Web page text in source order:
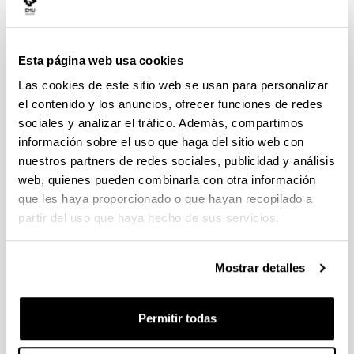
Esta página web usa cookies
Las cookies de este sitio web se usan para personalizar
el contenido y los anuncios, ofrecer funciones de redes
sociales y analizar el tráfico. Además, compartimos
información sobre el uso que haga del sitio web con
nuestros partners de redes sociales, publicidad y análisis
web, quienes pueden combinarla con otra información
que les haya proporcionado o que hayan recopilado a
partir del uso que haya hecho de sus servicios.
Mostrar detalles
Permitir todas
Con el objeto de brindar al alumnado la posibilidad de
cursar parte de su carrera en una universidad distinta a
la suya y con la garantía de obtener reconocimiento
académico, las universidades españolas que integran la
estudiantes denominado Sistema de Intercambio entre
Los/as estudiantes pueden solicitar la movilidad en
origen, que se publican entre los meses de enero y